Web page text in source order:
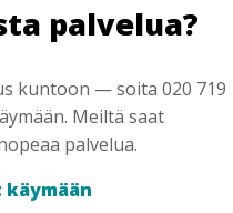
palvelua?
kuntoon — soita 020 719
Meiltä saat
palvelua.
käymään